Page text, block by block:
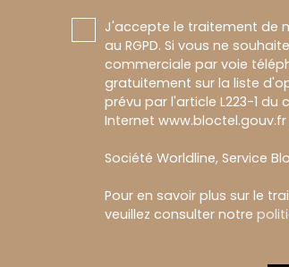
J'accepte le traitement de
au RGPD. Si vous ne
commerciale par voie
gratuitement sur la liste
prévu par l'article L223-1
Internet
Société Worldline, Service
Pour en savoir plus sur le
veuillez consulter notre